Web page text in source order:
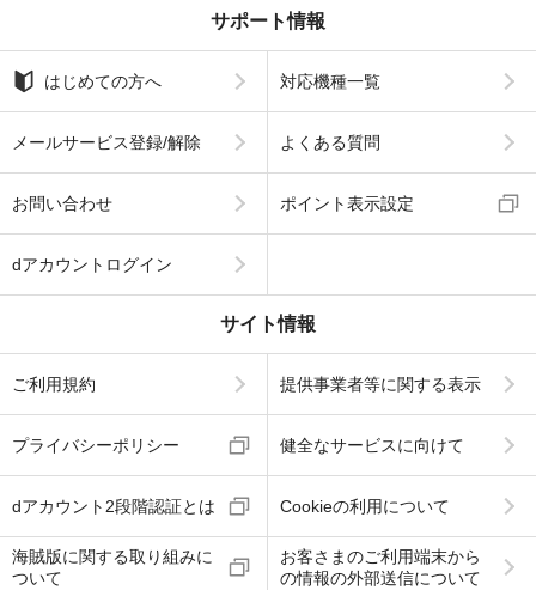
サポート情報
はじめての方へ 対応機種一覧
メールサービス登録/解除 よくある質問
お問い合わせ ポイント表示設定
dアカウントログイン
サイト情報
ご利用規約 提供事業者等に関する表示
プライバシーポリシー 健全なサービスに向けて
dアカウント2段階認証とは Cookieの利用について
海賊版に関する取り組みに
ついて
お客さまのご利用端末から
の情報の外部送信について